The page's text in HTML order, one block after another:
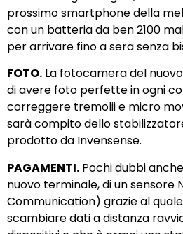
prossimo smartphone della
con un batteria da ben 2100
per arrivare fino a sera senza
FOTO. La fotocamera del
di avere foto perfette in ogni
correggere tremolii e micro
sarà compito dello
prodotto da Invensense.
PAGAMENTI. Pochi dubbi
nuovo terminale, di un sensore
Communication) grazie al
scambiare dati a distanza